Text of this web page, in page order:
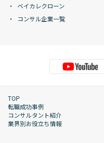
ベイカレクローン
コンサル企業一覧
TOP
転職成功事例
コンサルタント紹介
業界別お役立ち情報